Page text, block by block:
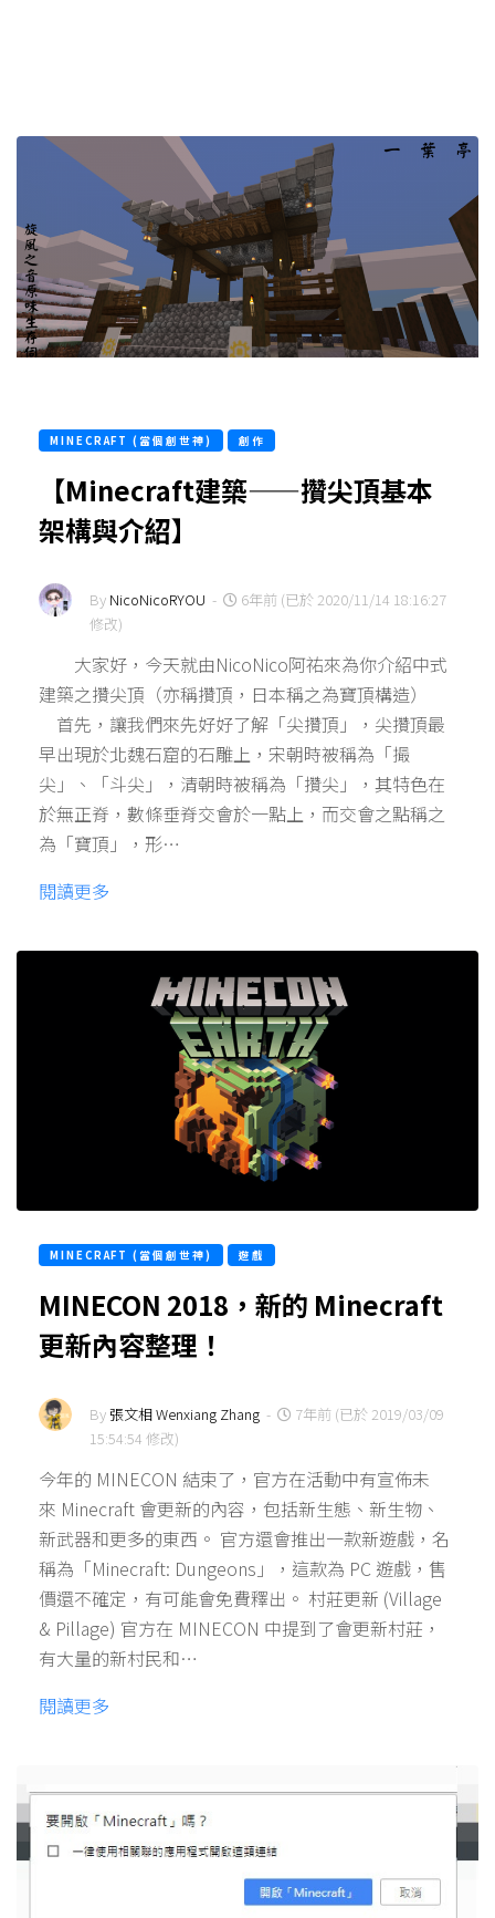
MINECRAFT (當個創世神) 創作
【Minecraft建築——攢尖頂基本
架構與介紹】
By NicoNicoRYOU -
6年前 (已於 2020/11/14 18:16:27
修改)
大家好，今天就由NicoNico阿祐來為你介紹中式
建築之攢尖頂（亦稱攢頂，日本稱之為寶頂構造）
首先，讓我們來先好好了解「尖攢頂」，尖攢頂最
早出現於北魏石窟的石雕上，宋朝時被稱為「撮
尖」、「斗尖」，清朝時被稱為「攢尖」，其特色在
於無正脊，數條垂脊交會於一點上，而交會之點稱之
為「寶頂」，形…
閱讀更多
MINECRAFT (當個創世神) 遊戲
MINECON 2018，新的 Minecraft
更新內容整理！
By張文相 Wenxiang Zhang -
7年前 (已於 2019/03/09
15:54:54 修改)
今年的 MINECON 結束了，官方在活動中有宣佈未
來 Minecraft 會更新的內容，包括新生態、新生物、
新武器和更多的東西。 官方還會推出一款新遊戲，名
稱為「Minecraft: Dungeons」，這款為 PC 遊戲，售
價還不確定，有可能會免費釋出。 村莊更新 (Village
& Pillage) 官方在 MINECON 中提到了會更新村莊，
有大量的新村民和…
閱讀更多